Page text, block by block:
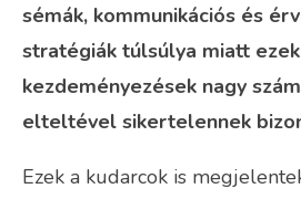
sémák, kommunikációs és
stratégiák túlsúlya miatt
kezdeményezések nagy
elteltével sikertelennek
Ezek a kudarcok is